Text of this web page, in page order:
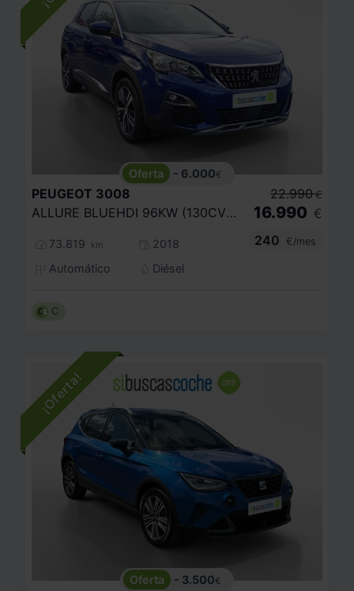
- 6.000€
PEUGEOT 3008
ALLURE BLUEHDI 96KW (130CV) S
73.819 km
2018
Automático
Diésel
22.990 €
16.990 €
240
€/mes
C
- 3.500€